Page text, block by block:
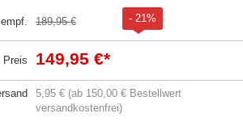
189,95 € - 21%
Preis 149,95 €*
5,95 € (ab 150,00 € Bestellwert
versandkostenfrei)